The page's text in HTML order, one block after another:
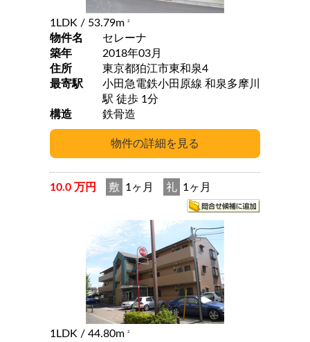
1LDK / 53.79m 2
物件名
セレーナ
築年
2018年03月
住所
東京都狛江市東和泉4
最寄駅
小田急電鉄小田原線 和泉多摩川
駅 徒歩 1分
構造
鉄骨造
10.0 万円 敷 1ヶ月 礼 1ヶ月
1LDK / 44.80m 2